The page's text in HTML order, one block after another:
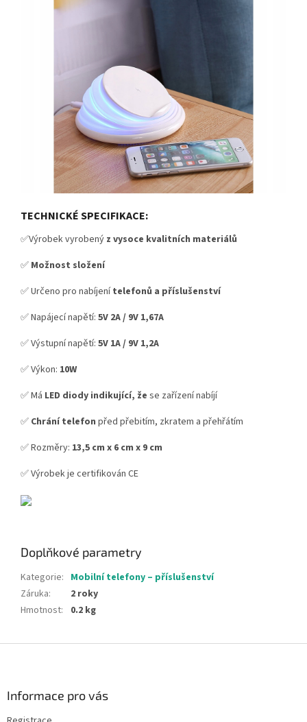
TECHNICKÉ SPECIFIKACE:
✅Výrobek vyrobený z vysoce kvalitních materiálů
✅ Možnost složení
✅ Určeno pro nabíjenítelefonů a příslušenství
✅ Napájecí napětí: 5V 2A / 9V 1,67A
✅ Výstupní napětí: 5V 1A / 9V 1,2A
✅ Výkon: 10W
✅ Má LED diody indikující, že se zařízení nabíjí
✅ Chrání telefon před přebitím, zkratem a přehřátím
✅ Rozměry: 13,5 cm x 6 cm x 9 cm
✅ Výrobek je certifikován CE
Doplňkové parametry
Kategorie: Mobilní telefony – příslušenství
Záruka:
2 roky
Hmotnost: 0.2 kg
Informace pro vás